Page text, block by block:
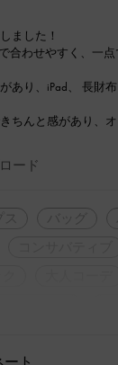
ました！
合わせやすく、一
あり、iPad、 長財
ちんと感があり、
ード
ス